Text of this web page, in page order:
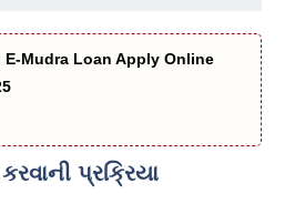
E-Mudra Loan Apply Online
પ્રક્રિયા